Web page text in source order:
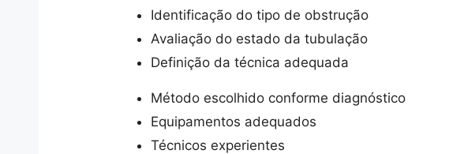
Identificação do tipo de obstrução
Avaliação do estado da tubulação
Definição da técnica adequada
Método escolhido conforme diagnóstico
Equipamentos adequados
Técnicos experientes